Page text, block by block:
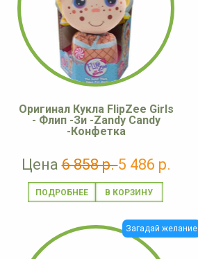
Оригинал Кукла FlipZee Girls
- Флип -Зи -Zandy Candy
-Конфетка
Цена6 858 р.5 486 р.
ПОДРОБНЕЕ
Загадай желание